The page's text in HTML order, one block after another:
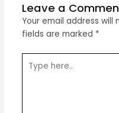
Leave a
Your email address will
fields are marked *
here..